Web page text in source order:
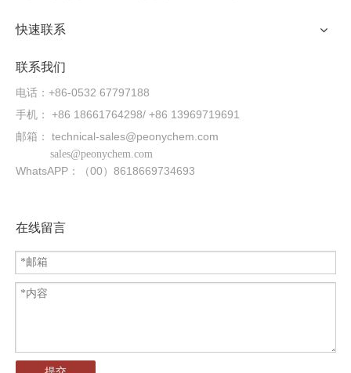
快速联系
联系我们
电话：+86-0532 67797188
手机： +86 18661764298/ +86 13969719691
邮箱： technical-sales@peonychem.com
sales@peonychem.com
WhatsAPP：（00）8618669734693
在线留言